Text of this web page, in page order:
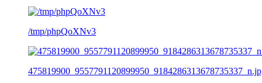
/tmp/phpQoXNv3